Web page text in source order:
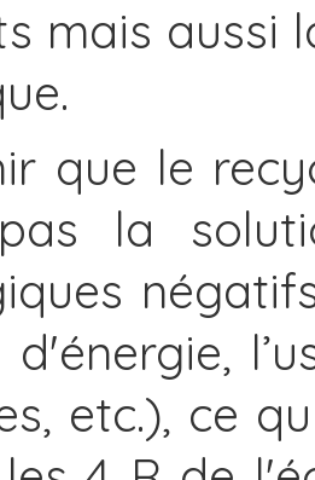
mais aussi
que le
la
d'énergie,
etc.), ce